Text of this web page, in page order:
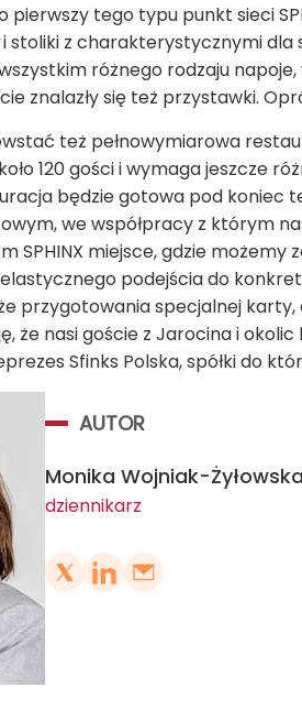
pierwszy tego typu punkt sieci
i stoliki z charakterystycznymi
różnego rodzaju
znalazły się też przystawki.
też pełnowymiarowa
120 gości i wymaga jeszcze
będzie gotowa pod
we współpracy z którym
SPHINX miejsce, gdzie możemy
podejścia do
przygotowania specjalnej
że nasi goście z Jarocina i
Sfinks Polska, spółki do
AUTOR
Monika Wojniak-Żyłowska
dziennikarz